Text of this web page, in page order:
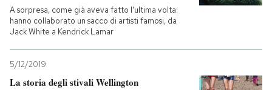
A sorpresa, come già aveva fatto l'ultima volta:
hanno collaborato un sacco di artisti famosi, da
Jack White a Kendrick Lamar
5/12/2019
La storia degli stivali Wellington